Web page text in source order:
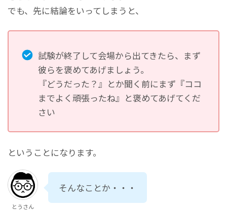
でも、先に結論をいってしまうと、
試験が終了して会場から出てきたら、まず
彼らを褒めてあげましょう。
『どうだった？』とか聞く前にまず『ココ
までよく頑張ったね』と褒めてあげてくだ
さい
ということになります。
とうさん
そんなことか・・・